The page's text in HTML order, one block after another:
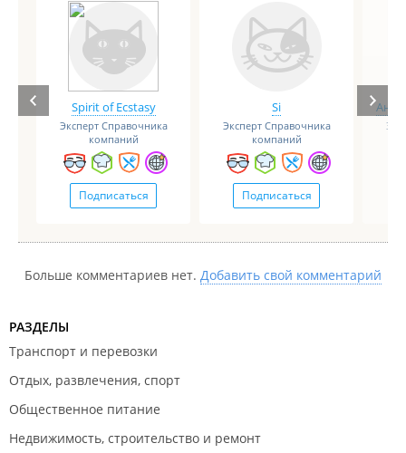
Spirit of Ecstasy
Эксперт Справочника
компаний
Подписаться
Si
Эксперт Справочника
компаний
Подписаться
Больше комментариев нет. Добавить свой комментарий
РАЗДЕЛЫ
Транспорт и перевозки
Отдых, развлечения, спорт
Общественное питание
Недвижимость, строительство и ремонт